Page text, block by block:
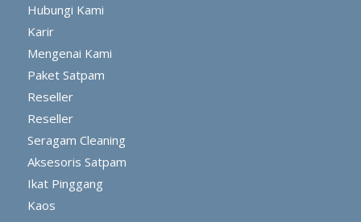
Hubungi Kami
Karir
Mengenai Kami
Paket Satpam
Reseller
Reseller
Seragam Cleaning
Aksesoris Satpam
Ikat Pinggang
Kaos